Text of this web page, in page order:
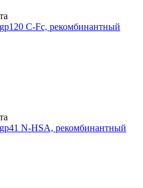
С-Fc, рекомбинантный
N-HSA, рекомбинантный